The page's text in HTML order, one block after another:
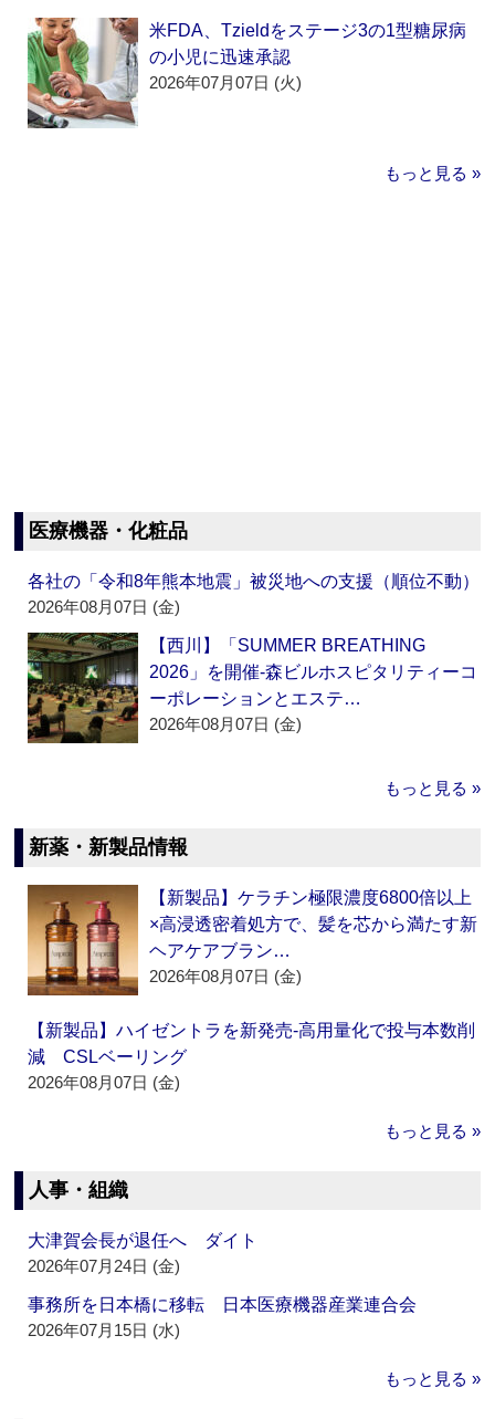
米FDA、Tzieldをステージ3の1型糖尿病
の小児に迅速承認
2026年07月07日 (火)
もっと見る »
医療機器・化粧品
各社の「令和8年熊本地震」被災地への支援（順位不動）
2026年08月07日 (金)
【西川】「SUMMER BREATHING
2026」を開催‐森ビルホスピタリティーコ
ーポレーションとエステ…
2026年08月07日 (金)
もっと見る »
新薬・新製品情報
【新製品】ケラチン極限濃度6800倍以上
×高浸透密着処方で、髪を芯から満たす新
ヘアケアブラン…
2026年08月07日 (金)
【新製品】ハイゼントラを新発売‐高用量化で投与本数削
減 CSLベーリング
2026年08月07日 (金)
もっと見る »
人事・組織
大津賀会長が退任へ ダイト
2026年07月24日 (金)
事務所を日本橋に移転 日本医療機器産業連合会
2026年07月15日 (水)
もっと見る »